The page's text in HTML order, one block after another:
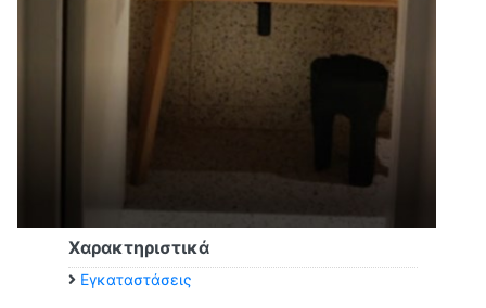
Χαρακτηριστικά
Εγκαταστάσεις